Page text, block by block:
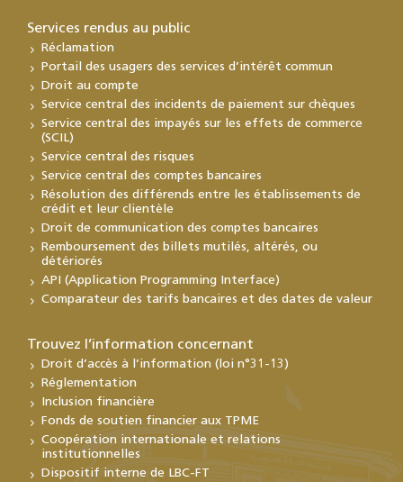
Services rendus au public
Réclamation
Portail des usagers des services d’intérêt commun
Droit au compte
Service central des incidents de paiement sur chèques
Service central des impayés sur les effets de commerce
(SCIL)
Service central des risques
Service central des comptes bancaires
Résolution des différends entre les établissements de
crédit et leur clientèle
Droit de communication des comptes bancaires
Remboursement des billets mutilés, altérés, ou
détériorés
API (Application Programming Interface)
Comparateur des tarifs bancaires et des dates de valeur
Trouvez l’information concernant
Droit d’accès à l’information (loi n°31-13)
Réglementation
Inclusion financière
Fonds de soutien financier aux TPME
Coopération internationale et relations
institutionnelles
Dispositif interne de LBC-FT